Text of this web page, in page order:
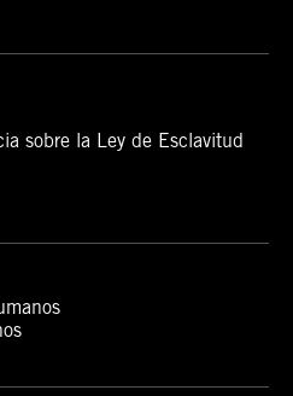
sobre la Ley de Esclavitud